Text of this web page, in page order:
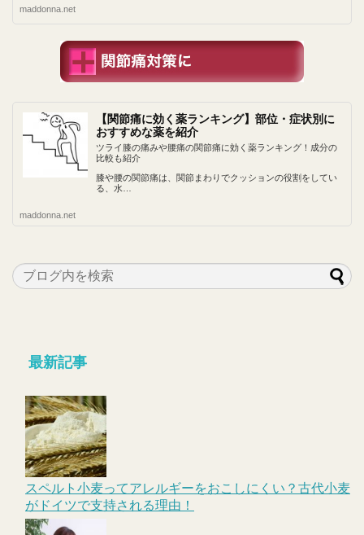
maddonna.net
【関節痛に効く薬ランキング】部位・症状別に
おすすめな薬を紹介
ツライ膝の痛みや腰痛の関節痛に効く薬ランキング！成分の
比較も紹介
膝や腰の関節痛は、関節まわりでクッションの役割をしてい
る、水…
maddonna.net
最新記事
スペルト小麦ってアレルギーをおこしにくい？古代小麦
がドイツで支持される理由！